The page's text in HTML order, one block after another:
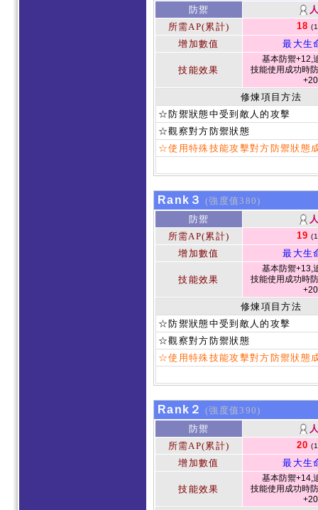
防禦
所需AP(累計)
18
增加數值 最大生
技能效果
基本防禦+12,
技能使用成功時
修煉項目方法
☆防禦狀態中受到敵人的攻擊
☆觀察對方防禦狀態
☆使用特殊技能攻擊對方防禦狀態
Rank３
(強度值380)
防禦
所需AP(累計)
19
增加數值 最大生
技能效果
基本防禦+13,
技能使用成功時
修煉項目方法
☆防禦狀態中受到敵人的攻擊
☆觀察對方防禦狀態
☆使用特殊技能攻擊對方防禦狀態
Rank２
(強度值390)
防禦
所需AP(累計)
20
增加數值 最大生
技能效果
基本防禦+14,
技能使用成功時